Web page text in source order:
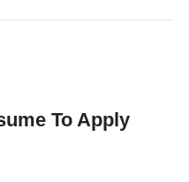
To Apply